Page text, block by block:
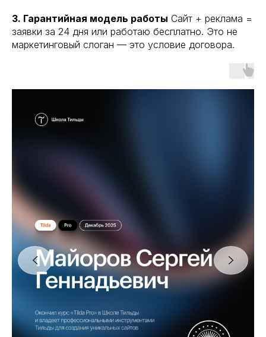
3. Гарантийная модель работы Сайт + реклама =
заявки за 24 дня или работаю бесплатно. Это не
маркетинговый слоган — это условие договора.